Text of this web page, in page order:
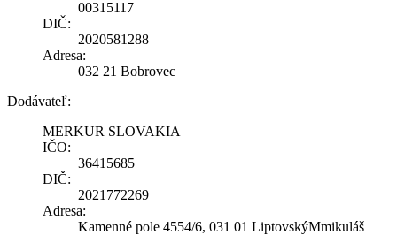
00315117
DIČ:
2020581288
Adresa:
032 21 Bobrovec
Dodávateľ:
MERKUR SLOVAKIA
IČO:
36415685
DIČ:
2021772269
Adresa:
Kamenné pole 4554/6, 031 01 LiptovskýMmikuláš